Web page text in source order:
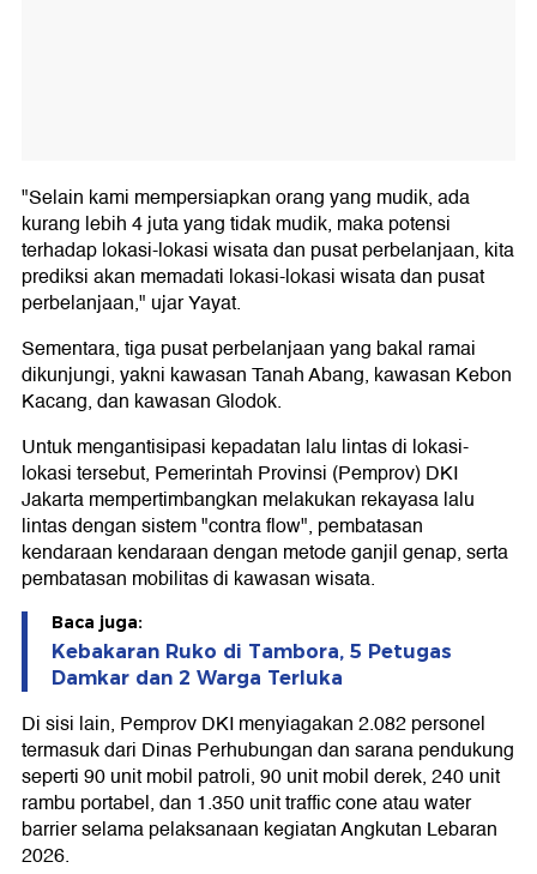
"Selain kami mempersiapkan orang yang mudik, ada
kurang lebih 4 juta yang tidak mudik, maka potensi
terhadap lokasi-lokasi wisata dan pusat perbelanjaan, kita
prediksi akan memadati lokasi-lokasi wisata dan pusat
perbelanjaan," ujar Yayat.
Sementara, tiga pusat perbelanjaan yang bakal ramai
dikunjungi, yakni kawasan Tanah Abang, kawasan Kebon
Kacang, dan kawasan Glodok.
Untuk mengantisipasi kepadatan lalu lintas di lokasi-
lokasi tersebut, Pemerintah Provinsi (Pemprov) DKI
Jakarta mempertimbangkan melakukan rekayasa lalu
lintas dengan sistem "contra flow", pembatasan
kendaraan kendaraan dengan metode ganjil genap, serta
pembatasan mobilitas di kawasan wisata.
Baca juga:
Kebakaran Ruko di Tambora, 5 Petugas
Damkar dan 2 Warga Terluka
Di sisi lain, Pemprov DKI menyiagakan 2.082 personel
termasuk dari Dinas Perhubungan dan sarana pendukung
seperti 90 unit mobil patroli, 90 unit mobil derek, 240 unit
rambu portabel, dan 1.350 unit traffic cone atau water
barrier selama pelaksanaan kegiatan Angkutan Lebaran
2026.